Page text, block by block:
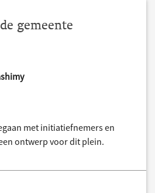
gemeente
met initiatiefnemers en
ontwerp voor dit plein.